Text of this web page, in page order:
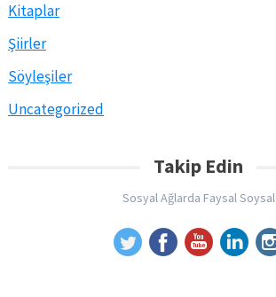
Kitaplar
Şiirler
Söyleşiler
Uncategorized
Takip Edin
Sosyal Ağlarda Faysal Soysal